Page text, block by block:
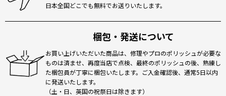
日本全国どこでも無料でお送りいたします。
梱包・発送について
お買い上げいただいた商品は、修理やプロのポリッシュが必要な
ものは済ませ、再度当店で点検、最終のポリッシュの後、熟練し
た梱包員が丁寧に梱包いたします。ご入金確認後、通常5日以内
に発送いたします。
（土・日、英国の祝祭日は除きます）